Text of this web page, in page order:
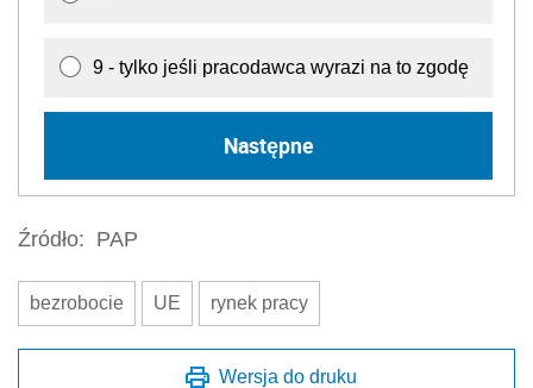
9 - tylko jeśli pracodawca wyrazi na to zgodę
Następne
Źródło: PAP
bezrobocie UE rynek pracy
Wersja do druku